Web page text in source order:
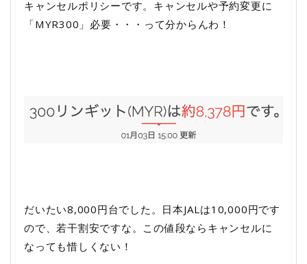
キャンセルポリシーです。キャンセルや予約変更に
「MYR300」必要・・・って分からんわ！
だいたい8,000円台でした。日本JALは10,000円です
ので、若干割安ですな。この値段ならキャンセルに
なっても惜しくない！